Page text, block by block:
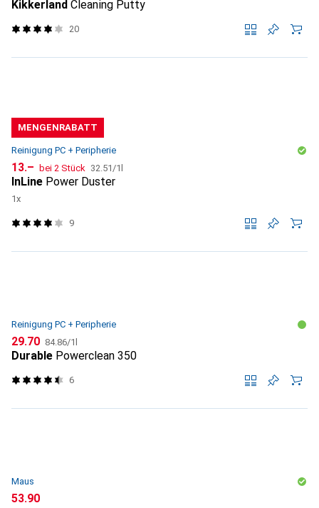
Kikkerland Cleaning Putty
20
MENGENRABATT
Reinigung PC + Peripherie
CHF
13.– bei 2 Stück CHF
32.51 /1l
InLine Power Duster
1x
9
Reinigung PC + Peripherie
CHF
29.70 CHF
84.86/1l
Durable Powerclean 350
6
Maus
CHF
53.90